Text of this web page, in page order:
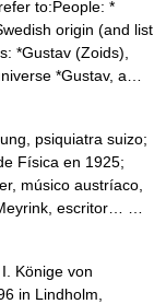
to:People: *
origin (and list
*Gustav (Zoids),
*Gustav, a…
psiquiatra suizo;
Física en 1925;
músico austríaco,
escritor… …
Könige von
in Lindholm,